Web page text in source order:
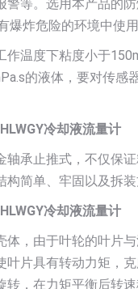
警等。选用本产品的
爆炸危险的环境中使用
作温度下粘度小于
的液体，要对传感
冷却液流量计
轴承止推式，不仅保
简单、牢固以及拆装
冷却液流量计
体，由于叶轮的叶片
叶片具有转动力矩，
转，在力矩平衡后转